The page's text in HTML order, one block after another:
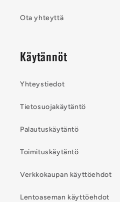
Ota yhteyttä
Käytännöt
Yhteystiedot
Tietosuojakäytäntö
Palautuskäytäntö
Toimituskäytäntö
Verkkokaupan käyttöehdot
Lentoaseman käyttöehdot